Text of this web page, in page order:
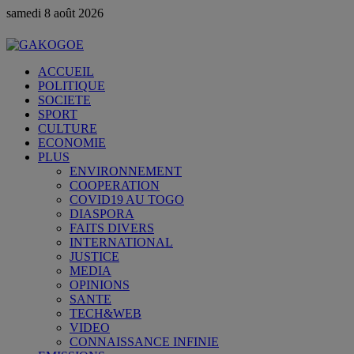
samedi 8 août 2026
ACCUEIL
POLITIQUE
SOCIETE
SPORT
CULTURE
ECONOMIE
PLUS
ENVIRONNEMENT
COOPERATION
COVID19 AU TOGO
DIASPORA
FAITS DIVERS
INTERNATIONAL
JUSTICE
MEDIA
OPINIONS
SANTE
TECH&WEB
VIDEO
CONNAISSANCE INFINIE